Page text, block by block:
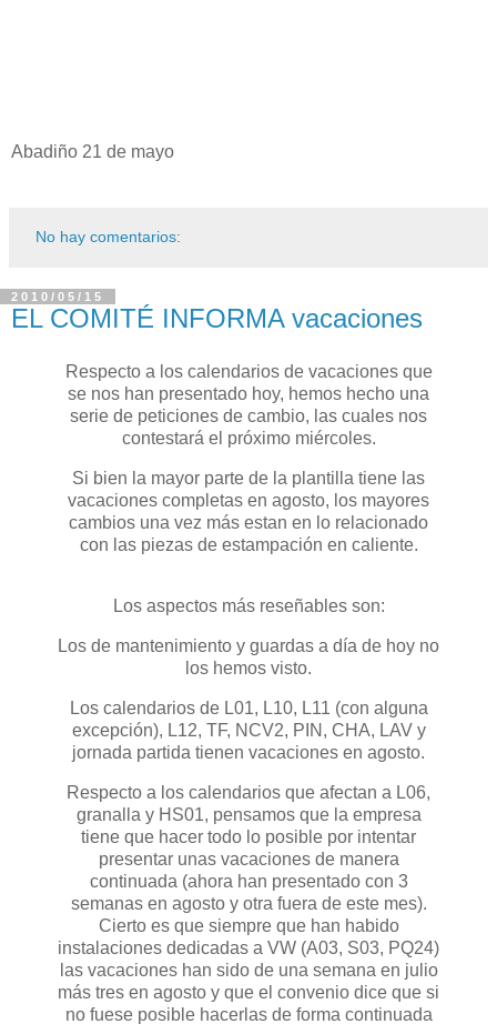
Abadiño 21 de mayo
No hay comentarios:
2010/05/15
EL COMITÉ INFORMA vacaciones
Respecto a los calendarios de vacaciones que
se nos han presentado hoy, hemos hecho una
serie de peticiones de cambio, las cuales nos
contestará el próximo miércoles.
Si bien la mayor parte de la plantilla tiene las
vacaciones completas en agosto, los mayores
cambios una vez más estan en lo relacionado
con las piezas de estampación en caliente.
Los aspectos más reseñables son:
Los de mantenimiento y guardas a día de hoy no
los hemos visto.
Los calendarios de L01, L10, L11 (con alguna
excepción), L12, TF, NCV2, PIN, CHA, LAV y
jornada partida tienen vacaciones en agosto.
Respecto a los calendarios que afectan a L06,
granalla y HS01, pensamos que la empresa
tiene que hacer todo lo posible por intentar
presentar unas vacaciones de manera
continuada (ahora han presentado con 3
semanas en agosto y otra fuera de este mes).
Cierto es que siempre que han habido
instalaciones dedicadas a VW (A03, S03, PQ24)
las vacaciones han sido de una semana en julio
más tres en agosto y que el convenio dice que si
no fuese posible hacerlas de forma continuada